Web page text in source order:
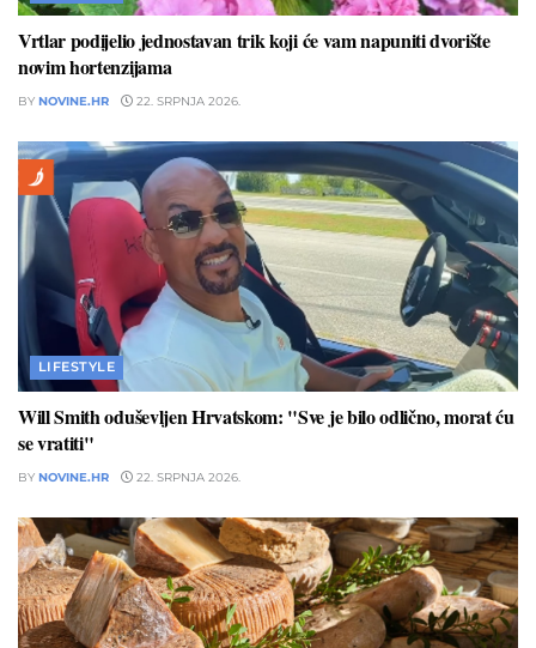
Vrtlar podijelio jednostavan trik koji će vam napuniti dvorište
novim hortenzijama
BY NOVINE.HR 22. SRPNJA 2026.
LIFESTYLE
Will Smith oduševljen Hrvatskom: "Sve je bilo odlično, morat ću
se vratiti"
BY NOVINE.HR 22. SRPNJA 2026.